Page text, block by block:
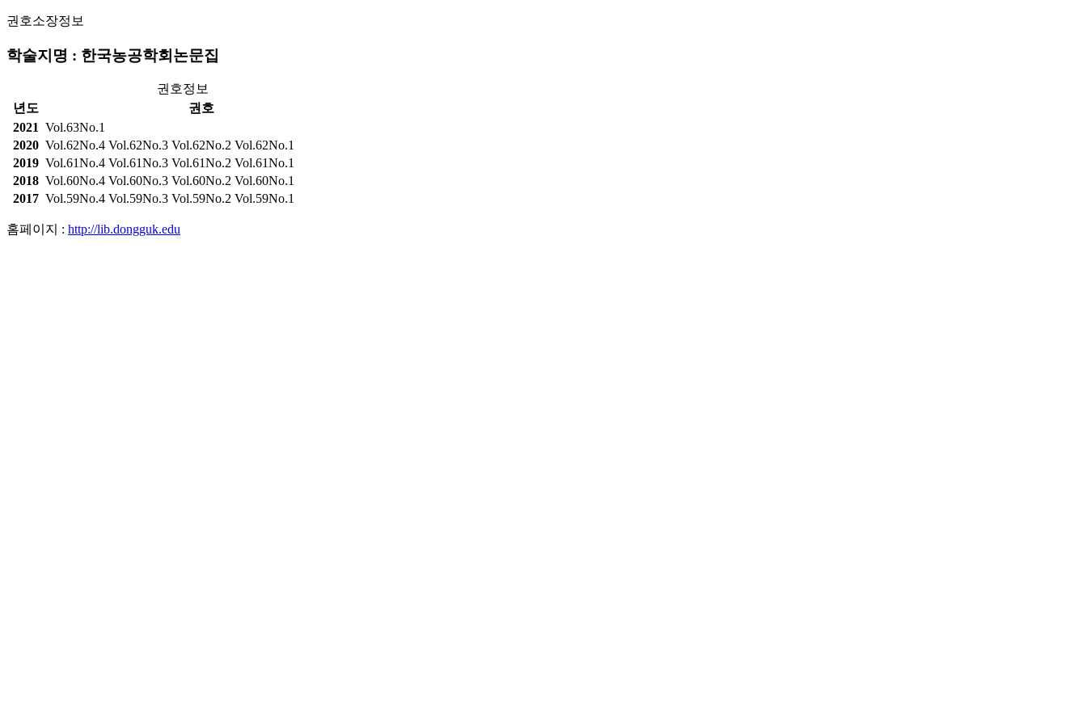
권호소장정보
학술지명 : 한국농공학회논문집
권호정보
년도
권호
2021 Vol.63No.1
2020 Vol.62No.4 Vol.62No.3 Vol.62No.2 Vol.62No.1
2019 Vol.61No.4 Vol.61No.3 Vol.61No.2 Vol.61No.1
2018 Vol.60No.4 Vol.60No.3 Vol.60No.2 Vol.60No.1
2017 Vol.59No.4 Vol.59No.3 Vol.59No.2 Vol.59No.1
홈페이지 : http://lib.dongguk.edu